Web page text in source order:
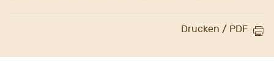
Drucken / PDF